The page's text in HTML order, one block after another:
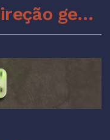
Esta obra tem a direção geral do Espírito Santo de Deus